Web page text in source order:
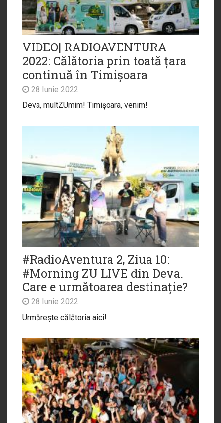
VIDEO| RADIOAVENTURA
2022: Călătoria prin toată țara
continuă în Timișoara
28 Iunie 2022
Deva, multZUmim! Timișoara, venim!
#RadioAventura 2, Ziua 10:
#Morning ZU LIVE din Deva.
Care e următoarea destinație?
28 Iunie 2022
Urmărește călătoria aici!